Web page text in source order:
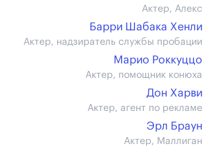
Актер, Алекс
Барри Шабака Хенли
Актер, надзиратель службы пробации
Марио Роккуццо
Актер, помощник конюха
Дон Харви
Актер, агент по рекламе
Эрл Браун
Актер, Маллиган